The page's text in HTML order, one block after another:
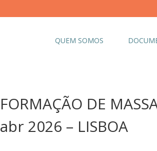
QUEM SOMOS
FORMAÇÃO DE
abr 2026 – LISBOA